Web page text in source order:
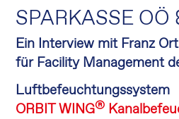
SPARKASSE OÖ
Ein Interview mit Franz
für Facility Management
Luftbefeuchtungssystem
ORBIT WING®